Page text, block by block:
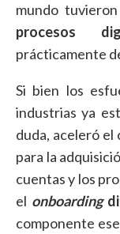
mundo
procesos
prácticamente
Si bien los
industrias ya
duda, aceleró el
para la
cuentas y los
el onboarding
componente